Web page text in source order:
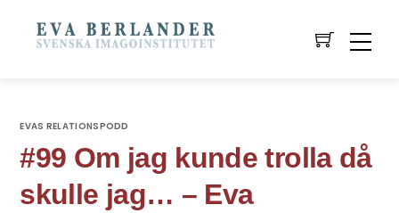
EVAS RELATIONSPODD
#99 Om jag kunde trolla då
skulle jag… – Eva